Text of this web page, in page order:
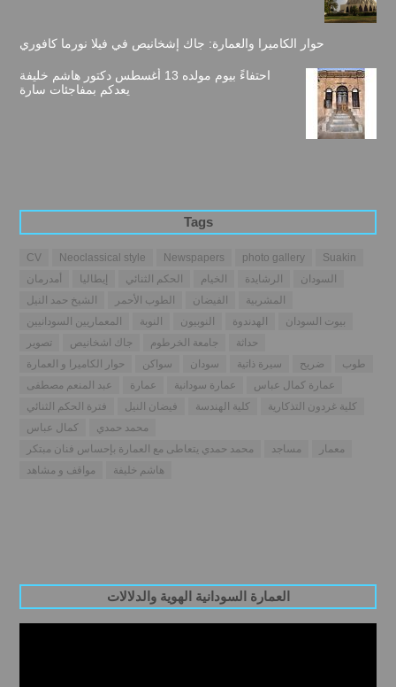
حوار الكاميرا والعمارة: جاك إشخانيص في فيلا نورما كافوري
احتفاءً بيوم مولده 13 أغسطس دكتور هاشم خليفة
يعدكم بمفاجئات سارة
Tags
CV Neoclassical style Newspapers photo gallery
Suakin
أمدرمان
إيطاليا الحكم الثنائي الخيام الرشايدة
السودان
الشيخ حمد النيل
الطوب الأحمر الفيضان
المشربية
المعماريين السودانيين
النوبة النوبيون الهدندوة
بيوت السودان
تصوير
جاك اشخانيص جامعة الخرطوم
حداثة
حوار الكاميرا و العمارة
سواكن سودان سيرة ذاتية ضريح
طوب
عبد المنعم مصطفى
عمارة عمارة سودانية
عمارة كمال عباس
فترة الحكم الثنائي
فيضان النيل كلية الهندسة
كلية غردون التذكارية
كمال عباس
محمد حمدي
محمد حمدي يتعاطى مع العمارة بإحساس فنان مبتكر
مساجد
معمار
مواقف و مشاهد
هاشم خليفة
العمارة السودانية الهوية والدلالات